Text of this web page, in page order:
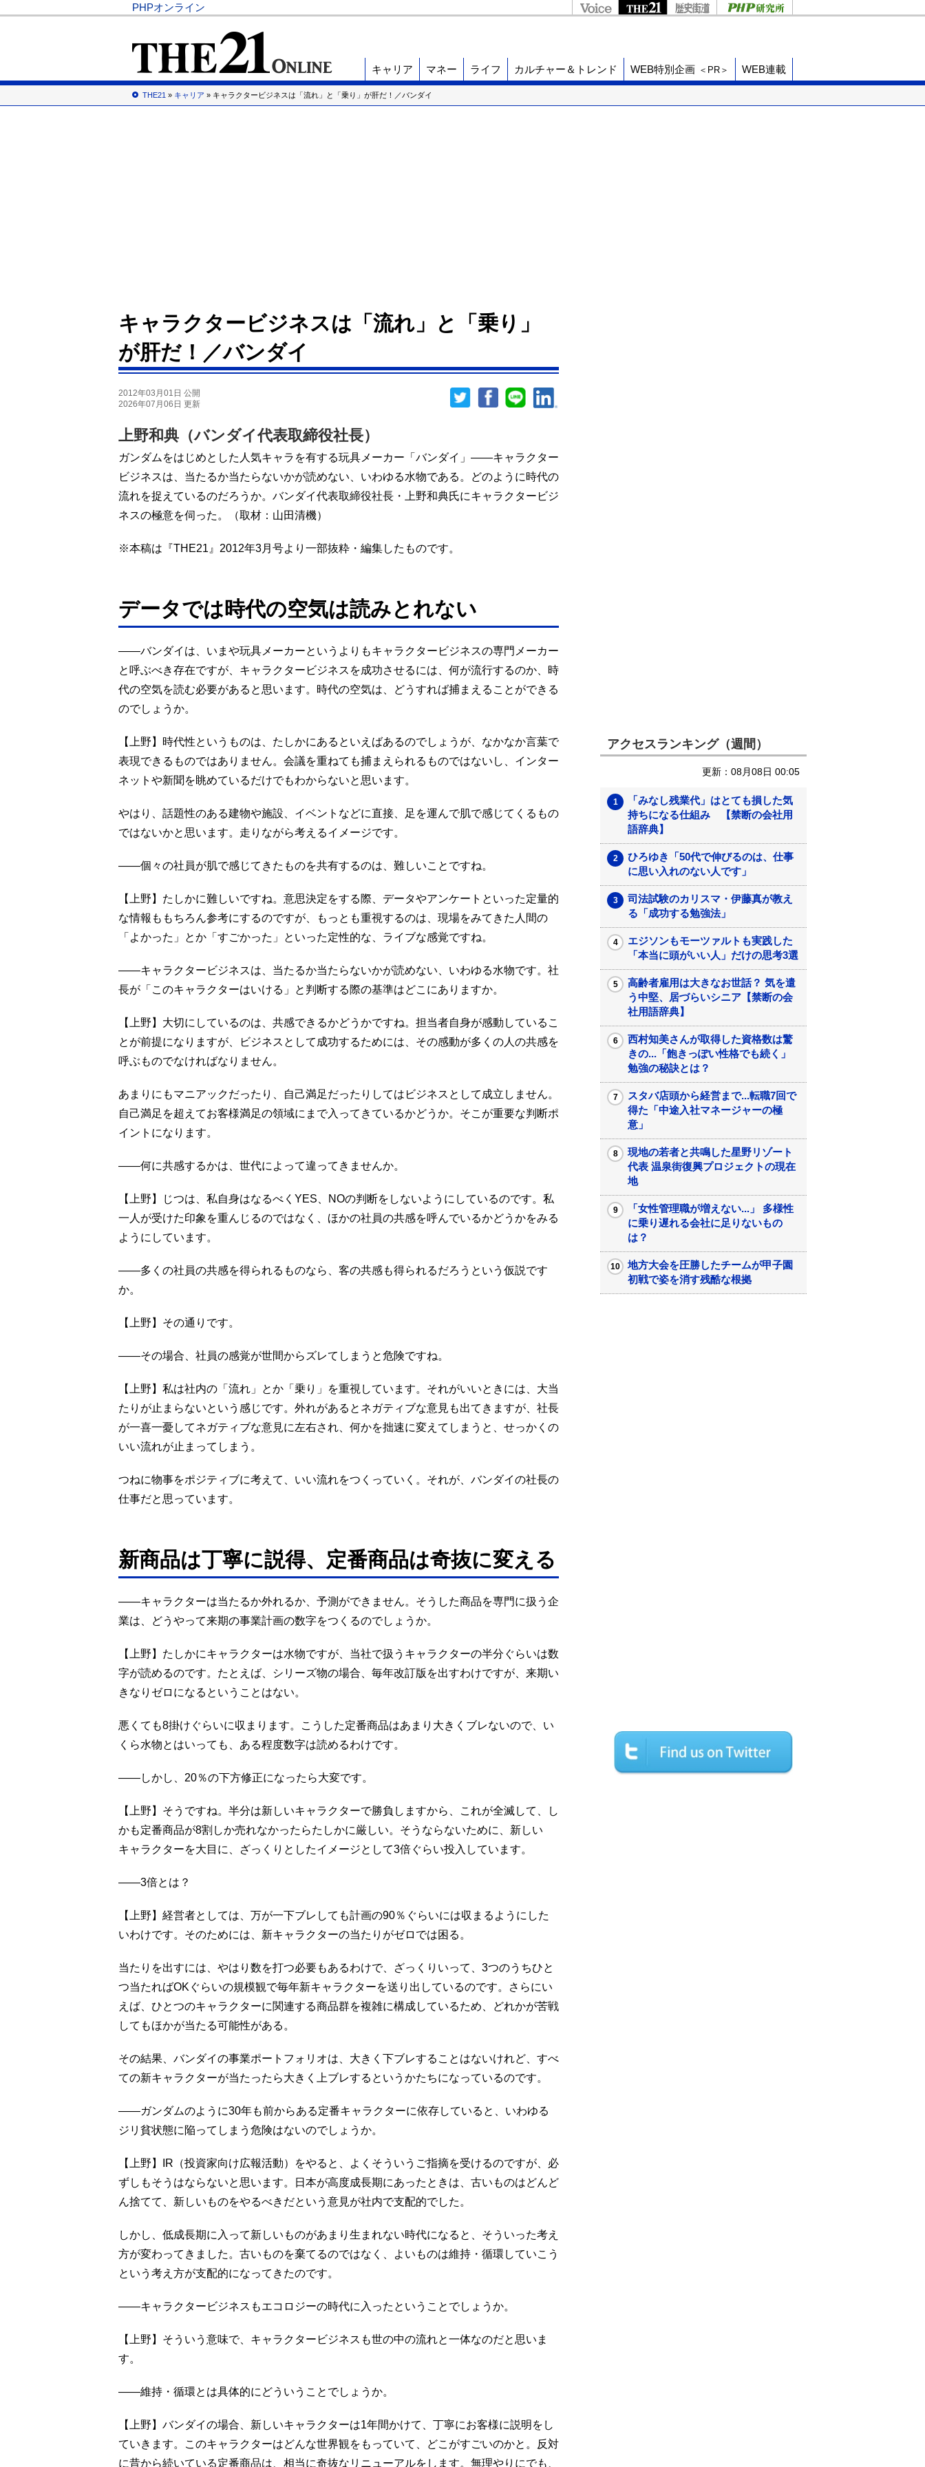
PHPオンライン
キャリア マネー ライフ カルチャー＆トレンド WEB特別企画 ＜PR＞ WEB連載
THE21 » キャリア » キャラクタービジネスは「流れ」と「乗り」が肝だ！／バンダイ
キャラクタービジネスは「流れ」と「乗り」
が肝だ！／バンダイ
2012年03月01日 公開
2026年07月06日 更新
上野和典（バンダイ代表取締役社長）
ガンダムをはじめとした人気キャラを有する玩具メーカー「バンダイ」――キャラクター
ビジネスは、当たるか当たらないかが読めない、いわゆる水物である。どのように時代の
流れを捉えているのだろうか。バンダイ代表取締役社長・上野和典氏にキャラクタービジ
ネスの極意を伺った。（取材：山田清機）
※本稿は『THE21』2012年3月号より一部抜粋・編集したものです。
データでは時代の空気は読みとれない
――バンダイは、いまや玩具メーカーというよりもキャラクタービジネスの専門メーカー
と呼ぶべき存在ですが、キャラクタービジネスを成功させるには、何が流行するのか、時
代の空気を読む必要があると思います。時代の空気は、どうすれば捕まえることができる
のでしょうか。
【上野】時代性というものは、たしかにあるといえばあるのでしょうが、なかなか言葉で
表現できるものではありません。会議を重ねても捕まえられるものではないし、インター
ネットや新聞を眺めているだけでもわからないと思います。
やはり、話題性のある建物や施設、イベントなどに直接、足を運んで肌で感じてくるもの
ではないかと思います。走りながら考えるイメージです。
――個々の社員が肌で感じてきたものを共有するのは、難しいことですね。
【上野】たしかに難しいですね。意思決定をする際、データやアンケートといった定量的
な情報ももちろん参考にするのですが、もっとも重視するのは、現場をみてきた人間の
「よかった」とか「すごかった」といった定性的な、ライブな感覚ですね。
――キャラクタービジネスは、当たるか当たらないかが読めない、いわゆる水物です。社
長が「このキャラクターはいける」と判断する際の基準はどこにありますか。
【上野】大切にしているのは、共感できるかどうかですね。担当者自身が感動しているこ
とが前提になりますが、ビジネスとして成功するためには、その感動が多くの人の共感を
呼ぶものでなければなりません。
あまりにもマニアックだったり、自己満足だったりしてはビジネスとして成立しません。
自己満足を超えてお客様満足の領域にまで入ってきているかどうか。そこが重要な判断ポ
イントになります。
――何に共感するかは、世代によって違ってきませんか。
【上野】じつは、私自身はなるべくYES、NOの判断をしないようにしているのです。私
一人が受けた印象を重んじるのではなく、ほかの社員の共感を呼んでいるかどうかをみる
ようにしています。
――多くの社員の共感を得られるものなら、客の共感も得られるだろうという仮説です
か。
【上野】その通りです。
――その場合、社員の感覚が世間からズレてしまうと危険ですね。
【上野】私は社内の「流れ」とか「乗り」を重視しています。それがいいときには、大当
たりが止まらないという感じです。外れがあるとネガティブな意見も出てきますが、社長
が一喜一憂してネガティブな意見に左右され、何かを拙速に変えてしまうと、せっかくの
いい流れが止まってしまう。
つねに物事をポジティブに考えて、いい流れをつくっていく。それが、バンダイの社長の
仕事だと思っています。
新商品は丁寧に説得、定番商品は奇抜に変える
――キャラクターは当たるか外れるか、予測ができません。そうした商品を専門に扱う企
業は、どうやって来期の事業計画の数字をつくるのでしょうか。
【上野】たしかにキャラクターは水物ですが、当社で扱うキャラクターの半分ぐらいは数
字が読めるのです。たとえば、シリーズ物の場合、毎年改訂版を出すわけですが、来期い
きなりゼロになるということはない。
悪くても8掛けぐらいに収まります。こうした定番商品はあまり大きくブレないので、い
くら水物とはいっても、ある程度数字は読めるわけです。
――しかし、20％の下方修正になったら大変です。
【上野】そうですね。半分は新しいキャラクターで勝負しますから、これが全滅して、し
かも定番商品が8割しか売れなかったらたしかに厳しい。そうならないために、新しい
キャラクターを大目に、ざっくりとしたイメージとして3倍ぐらい投入しています。
――3倍とは？
【上野】経営者としては、万が一下ブレしても計画の90％ぐらいには収まるようにした
いわけです。そのためには、新キャラクターの当たりがゼロでは困る。
当たりを出すには、やはり数を打つ必要もあるわけで、ざっくりいって、3つのうちひと
つ当たればOKぐらいの規模観で毎年新キャラクターを送り出しているのです。さらにい
えば、ひとつのキャラクターに関連する商品群を複雑に構成しているため、どれかが苦戦
してもほかが当たる可能性がある。
その結果、バンダイの事業ポートフォリオは、大きく下ブレすることはないけれど、すべ
ての新キャラクターが当たったら大きく上ブレするというかたちになっているのです。
――ガンダムのように30年も前からある定番キャラクターに依存していると、いわゆる
ジリ貧状態に陥ってしまう危険はないのでしょうか。
【上野】IR（投資家向け広報活動）をやると、よくそういうご指摘を受けるのですが、必
ずしもそうはならないと思います。日本が高度成長期にあったときは、古いものはどんど
ん捨てて、新しいものをやるべきだという意見が社内で支配的でした。
しかし、低成長期に入って新しいものがあまり生まれない時代になると、そういった考え
方が変わってきました。古いものを棄てるのではなく、よいものは維持・循環していこう
という考え方が支配的になってきたのです。
――キャラクタービジネスもエコロジーの時代に入ったということでしょうか。
【上野】そういう意味で、キャラクタービジネスも世の中の流れと一体なのだと思いま
す。
――維持・循環とは具体的にどういうことでしょうか。
【上野】バンダイの場合、新しいキャラクターは1年間かけて、丁寧にお客様に説明をし
ていきます。このキャラクターはどんな世界観をもっていて、どこがすごいのかと。反対
に昔から続いている定番商品は、相当に奇抜なリニューアルをします。無理やりにでも、
アクセスランキング（週間）
更新：08月08日 00:05
「みなし残業代」はとても損した気
持ちになる仕組み 【禁断の会社用
語辞典】
ひろゆき「50代で伸びるのは、仕事
に思い入れのない人です」
司法試験のカリスマ・伊藤真が教え
る「成功する勉強法」
エジソンもモーツァルトも実践した
「本当に頭がいい人」だけの思考3選
高齢者雇用は大きなお世話？ 気を遣
う中堅、居づらいシニア【禁断の会
社用語辞典】
西村知美さんが取得した資格数は驚
きの...「飽きっぽい性格でも続く」
勉強の秘訣とは？
スタバ店頭から経営まで...転職7回で
得た「中途入社マネージャーの極
意」
現地の若者と共鳴した星野リゾート
代表 温泉街復興プロジェクトの現在
地
「女性管理職が増えない...」 多様性
に乗り遅れる会社に足りないもの
は？
地方大会を圧勝したチームが甲子園
初戦で姿を消す残酷な根拠